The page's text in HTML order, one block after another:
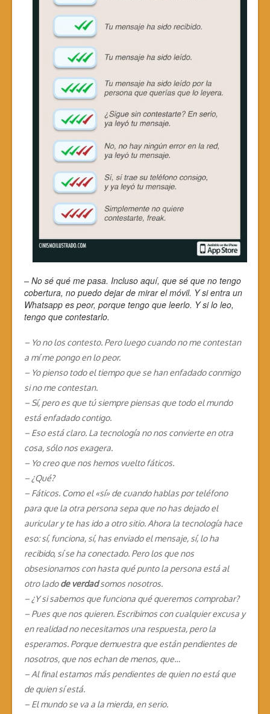
– No sé qué me pasa. Incluso aquí, que sé que no tengo
cobertura, no puedo dejar de mirar el móvil. Y si entra un
Whatsapp es peor, porque tengo que leerlo. Y si lo leo,
tengo que contestarlo.
– Yo no los contesto. Pero luego cuando no me contestan
a mí me pongo en lo peor.
– Yo pienso todo el tiempo que se han enfadado conmigo
si no me contestan.
– Sí, pero es que tú siempre piensas que todo el mundo
está enfadado contigo.
– Eso está claro. La tecnología no nos convierte en otra
cosa, sólo nos exagera.
– Yo creo que nos hemos vuelto fáticos.
– ¿Qué?
– Fáticos. Como el «sí» de cuando hablas por teléfono
para que la otra persona sepa que no has dejado el
auricular y te has ido a otro sitio. Ahora la tecnología hace
eso: sí, funciona, sí, has enviado el mensaje, sí, lo ha
recibido, sí se ha conectado. Pero los que nos
obsesionamos con hasta qué punto la persona está al
otro ladode verdadsomos nosotros.
– ¿Y si sabemos que funciona qué queremos comprobar?
– Pues que nos quieren. Escribimos con cualquier excusa y
en realidad no necesitamos una respuesta, pero la
esperamos. Porque demuestra que están pendientes de
nosotros, que nos echan de menos, que…
– Al final estamos más pendientes de quien no está que
de quien sí está.
– El mundo se va a la mierda, en serio.